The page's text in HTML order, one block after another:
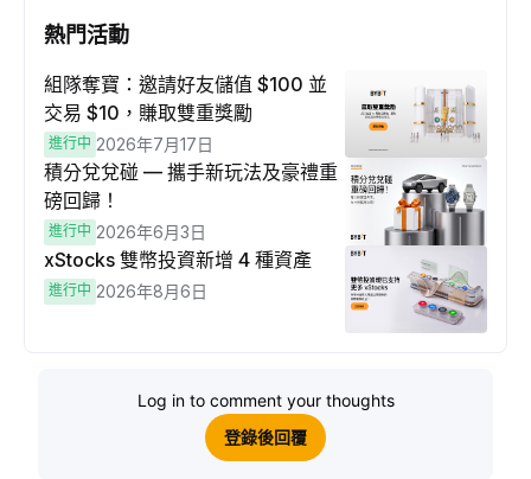
熱門活動
組隊奪寶：邀請好友儲值 $100 並
交易 $10，賺取雙重獎勵
進行中 2026年7月17日
積分兌兌碰 — 攜手新玩法及豪禮重
磅回歸！
進行中 2026年6月3日
xStocks 雙幣投資新增 4 種資產
進行中 2026年8月6日
Log in to comment your thoughts
登錄後回覆